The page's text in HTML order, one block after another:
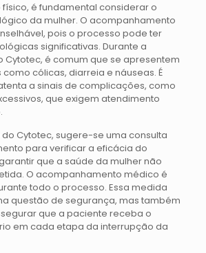
é fundamental considerar o
da mulher. O acompanhamento
pois o processo pode ter
significativas. Durante a
Cytotec, é comum que se apresentem
cólicas, diarreia e náuseas. É
a sinais de complicações, como
que exigem atendimento
Cytotec, sugere-se uma consulta
para verificar a eficácia do
que a saúde da mulher não
O acompanhamento médico é
todo o processo. Essa medida
questão de segurança, mas também
que a paciente receba o
em cada etapa da interrupção da